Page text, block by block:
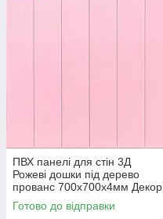
ПВХ панелі для стін 3Д
Рожеві дошки під дерево
прованс 700х700х4мм Декор
3D панелі для стін (379) SW-
00001384
Готово до відправки